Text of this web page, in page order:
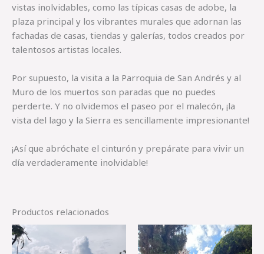
vistas inolvidables, como las típicas casas de adobe, la
plaza principal y los vibrantes murales que adornan las
fachadas de casas, tiendas y galerías, todos creados por
talentosos artistas locales.
Por supuesto, la visita a la Parroquia de San Andrés y al
Muro de los muertos son paradas que no puedes
perderte. Y no olvidemos el paseo por el malecón, ¡la
vista del lago y la Sierra es sencillamente impresionante!
¡Así que abróchate el cinturón y prepárate para vivir un
día verdaderamente inolvidable!
Productos relacionados